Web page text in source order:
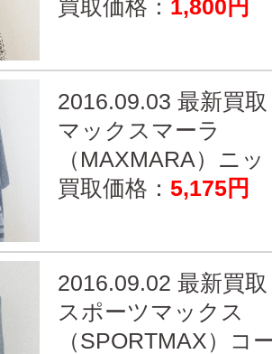
買取価格： 1,800円
2016.09.03 最新買取
マックスマーラ
（MAXMARA）ニ
買取価格： 5,175円
2016.09.02 最新買取
スポーツマックス
（SPORTMAX）コ